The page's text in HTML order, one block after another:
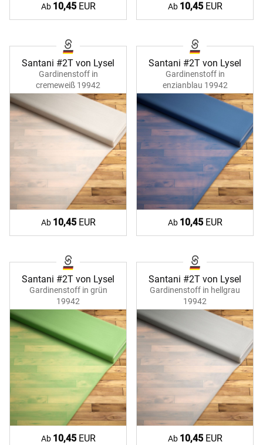
Ab 10,45EUR Ab 10,45EUR
Santani #2T von Lysel
Gardinenstoff in
cremeweiß 19942
Ab 10,45EUR
Santani #2T von Lysel
Gardinenstoff in
enzianblau 19942
Ab 10,45EUR
Santani #2T von Lysel
Gardinenstoff in grün
19942
Ab 10,45EUR
Santani #2T von Lysel
Gardinenstoff in hellgrau
19942
Ab 10,45EUR